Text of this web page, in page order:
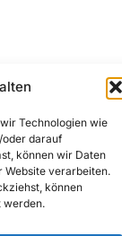
Technologien wie
darauf
können wir Daten
Website verarbeiten.
können
werden.